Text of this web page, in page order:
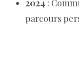
2024 :
parcours